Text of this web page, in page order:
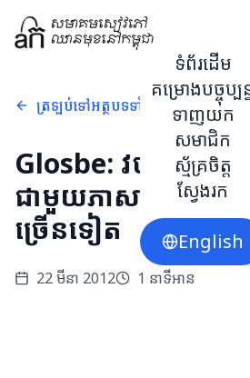
ទំព័រដើម
គម្រោងបច្ចុប្បន្
ទាញយក
សមាជិក
ស្ម័គ្រចិត្ត
ស្វែងរក
English
ត្រឡប់ទៅអត្ថបទទាំងអស់
Glosbe: វចនានុក្រ
ជាមួយភាសាខ្មែរ និង
ច្រើនទៀត
22 មីនា 2012 1 នាទីអាន